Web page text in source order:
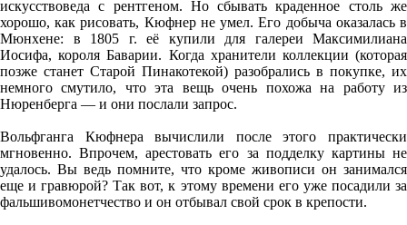
искусствоведа с рентгеном. Но сбывать краденное cтоль же
хорошо, как рисовать, Кюфнер не умел. Его добыча оказалась в
Мюнхене: в 1805 г. её купили для галереи Максимилиана
Иосифа, короля Баварии. Когда хранители коллекции (которая
позже станет Старой Пинакотекой) разобрались в покупке, их
немного смутило, что эта вещь очень похожа на работу из
Нюренберга — и они послали запрос.
Вольфганга Кюфнера вычислили после этого практически
мгновенно. Впрочем, арестовать его за подделку картины не
удалось. Вы ведь помните, что кроме живописи он занимался
еще и гравюрой? Так вот, к этому времени его уже посадили за
фальшивомонетчество и он отбывал свой срок в крепости.